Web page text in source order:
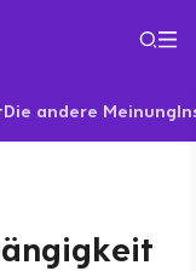
Die andere Meinung